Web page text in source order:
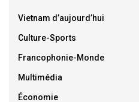
Vietnam d’aujourd’hui
Culture-Sports
Francophonie-Monde
Multimédia
Économie